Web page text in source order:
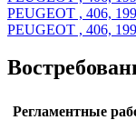
PEUGEOT , 406,
PEUGEOT , 406,
Регламентные